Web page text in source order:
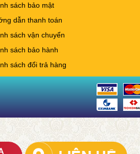
sách bảo mật
dẫn thanh toán
sách vận chuyển
sách bảo hành
sách đổi trả hàng